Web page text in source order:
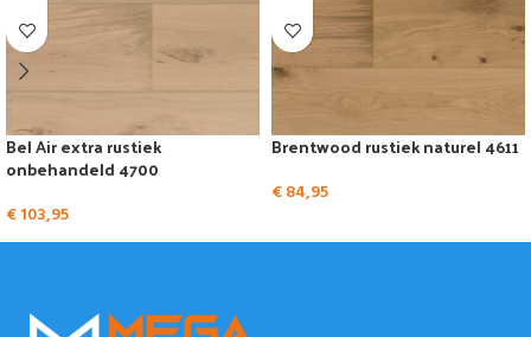
Bel Air extra rustiek
onbehandeld 4700
€103,95
Brentwood rustiek naturel 4611
€84,95